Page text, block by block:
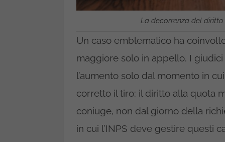
La decorrenza del
Un caso emblematico ha
maggiore solo in appello. I
l’aumento solo dal momento in
corretto il tiro: il diritto alla quota
coniuge, non dal giorno della
in cui l’INPS deve gestire questi